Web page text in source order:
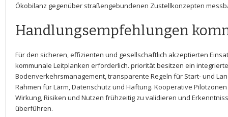
Ökobilanz gegenüber straßengebundenen Zustellkonzepten
Handlungsempfehlungen
Für den sicheren, ⁤effizienten und ⁣gesellschaftlich⁢ akzeptierten
kommunale Leitplanken ‌erforderlich. priorität besitzen​ ein
Bodenverkehrsmanagement, transparente ⁢Regeln für Start- und
Rahmen für ‌Lärm,⁣ Datenschutz und Haftung. ⁤Kooperative
Wirkung, ⁣Risiken und Nutzen frühzeitig zu validieren und
‌überführen.